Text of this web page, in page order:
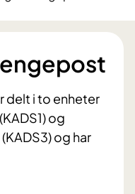
delt i to enheter
og
og har